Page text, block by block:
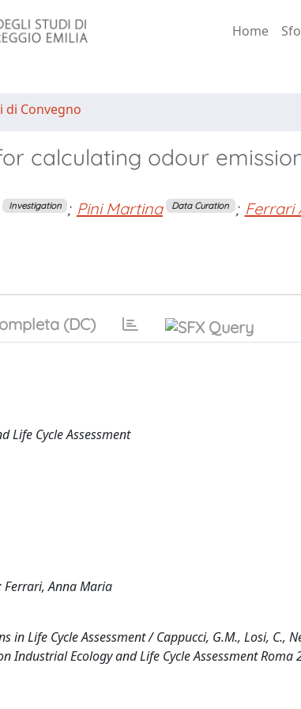
Home
di Convegno
calculating odour
Investigation ; Pini Martina Data Curation ; Ferrari
(DC)
Life Cycle Assessment
Ferrari, Anna Maria
Life Cycle Assessment / Cappucci, G.M., Losi, C.,
Industrial Ecology and Life Cycle Assessment Roma